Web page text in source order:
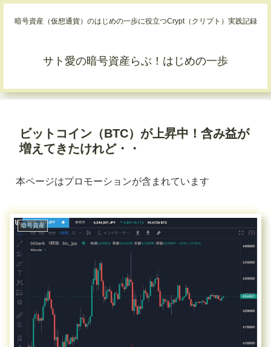
暗号資産（仮想通貨）のはじめの一歩に役立つCrypt（クリプト）実践記録
サト愛の暗号資産らぶ！はじめの一歩
ビットコイン（BTC）が上昇中！含み益が
増えてきたけれど・・
本ページはプロモーションが含まれています
暗号資産